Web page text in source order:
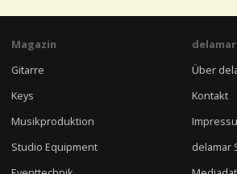
Magazin
Gitarre
Keys
Musikproduktion
Studio Equipment
delamar
Über
Kontakt
delamar